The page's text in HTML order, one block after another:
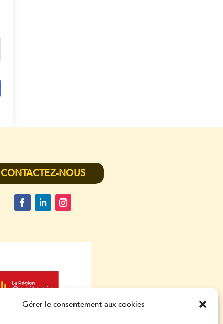
Gérer le consentement aux cookies
CONTACTEZ-NOUS